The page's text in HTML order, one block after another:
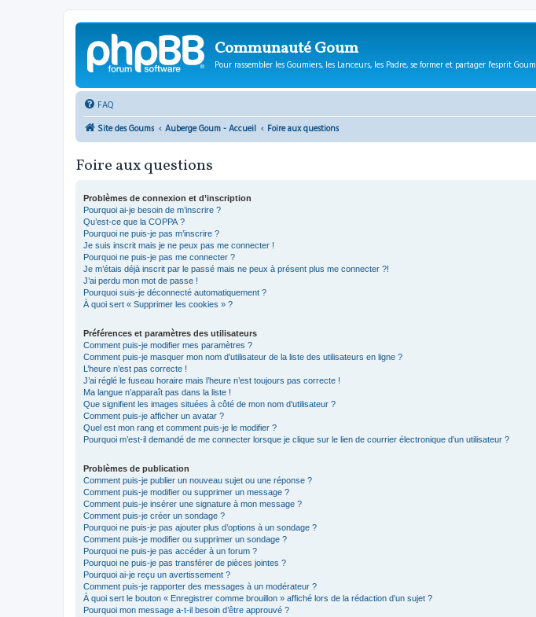
Communauté Goum
Pour rassembler les Goumiers, les Lanceurs, les Padre, se former et partager l'esprit Goum
FAQ
Site des Goums
Auberge Goum - Accueil Foire aux questions
Foire aux questions
Problèmes de connexion et d’inscription
Pourquoi ai-je besoin de m’inscrire ?
Qu’est-ce que la COPPA ?
Pourquoi ne puis-je pas m’inscrire ?
Je suis inscrit mais je ne peux pas me connecter !
Pourquoi ne puis-je pas me connecter ?
Je m’étais déjà inscrit par le passé mais ne peux à présent plus me connecter ?!
J’ai perdu mon mot de passe !
Pourquoi suis-je déconnecté automatiquement ?
À quoi sert « Supprimer les cookies » ?
Préférences et paramètres des utilisateurs
Comment puis-je modifier mes paramètres ?
Comment puis-je masquer mon nom d’utilisateur de la liste des utilisateurs en ligne ?
L’heure n’est pas correcte !
J’ai réglé le fuseau horaire mais l’heure n’est toujours pas correcte !
Ma langue n’apparaît pas dans la liste !
Que signifient les images situées à côté de mon nom d’utilisateur ?
Comment puis-je afficher un avatar ?
Quel est mon rang et comment puis-je le modifier ?
Pourquoi m’est-il demandé de me connecter lorsque je clique sur le lien de courrier électronique d’un utilisateur ?
Problèmes de publication
Comment puis-je publier un nouveau sujet ou une réponse ?
Comment puis-je modifier ou supprimer un message ?
Comment puis-je insérer une signature à mon message ?
Comment puis-je créer un sondage ?
Pourquoi ne puis-je pas ajouter plus d’options à un sondage ?
Comment puis-je modifier ou supprimer un sondage ?
Pourquoi ne puis-je pas accéder à un forum ?
Pourquoi ne puis-je pas transférer de pièces jointes ?
Pourquoi ai-je reçu un avertissement ?
Comment puis-je rapporter des messages à un modérateur ?
À quoi sert le bouton « Enregistrer comme brouillon » affiché lors de la rédaction d’un sujet ?
Pourquoi mon message a-t-il besoin d’être approuvé ?